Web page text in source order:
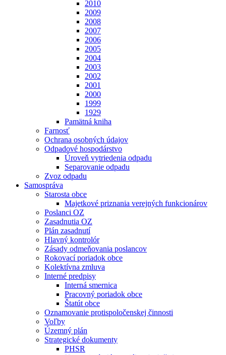
2010
2009
2008
2007
2006
2005
2004
2003
2002
2001
2000
1999
1929
Pamätná kniha
Farnosť
Ochrana osobných údajov
Odpadové hospodárstvo
Úroveň vytriedenia odpadu
Separovanie odpadu
Zvoz odpadu
Samospráva
Starosta obce
Majetkové priznania verejných funkcionárov
Poslanci OZ
Zasadnutia OZ
Plán zasadnutí
Hlavný kontrolór
Zásady odmeňovania poslancov
Rokovací poriadok obce
Kolektívna zmluva
Interné predpisy
Interná smernica
Pracovný poriadok obce
Štatút obce
Oznamovanie protispoločenskej činnosti
Voľby
Územný plán
Strategické dokumenty
PHSR